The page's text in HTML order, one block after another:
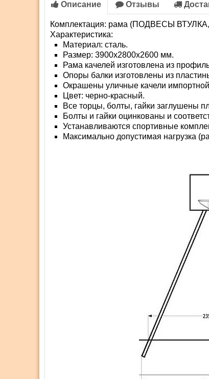
Описание Отзывы
Комплектация: рама (ПОДВЕСЫ
Характеристика:
Материал: сталь.
Размер: 3900x2800x2600 мм.
Рама качелей изготовлена из
Опоры балки изготовлены из
Окрашены уличные качели
Цвет: черно-красный.
Все торцы, болты, гайки заглушены
Болты и гайки оцинкованы и
Устанавливаются спортивные
Максимально допустимая нагрузка